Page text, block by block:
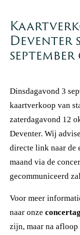
Deventer
september
Dinsdagavond 3
kaartverkoop van
zaterdagavond 12
Deventer. Wij
directe link naar de
maand via de
gecommuniceerd
Voor meer
naar onze
zijn, maar na